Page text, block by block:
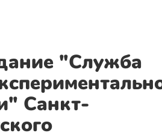
"Служба
Санкт-